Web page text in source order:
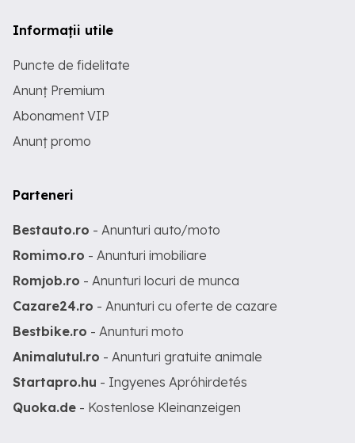
Informații utile
Puncte de fidelitate
Anunț Premium
Abonament VIP
Anunț promo
Parteneri
Bestauto.ro - Anunturi auto/moto
Romimo.ro - Anunturi imobiliare
Romjob.ro - Anunturi locuri de munca
Cazare24.ro - Anunturi cu oferte de cazare
Bestbike.ro - Anunturi moto
Animalutul.ro - Anunturi gratuite animale
Startapro.hu - Ingyenes Apróhirdetés
Quoka.de - Kostenlose Kleinanzeigen